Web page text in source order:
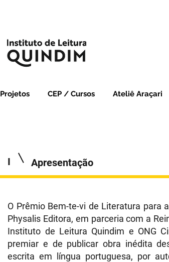
Projetos CEP / Cursos Ateliê Araçari
I Apresentação
O Prêmio Bem-te-vi de Literatura para
Physalis Editora, em parceria com a
Instituto de Leitura Quindim e ONG
premiar e de publicar obra inédita
escrita em língua portuguesa, por